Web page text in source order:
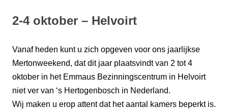
2-4 oktober – Helvoirt
Vanaf heden kunt u zich opgeven voor ons jaarlijkse
Mertonweekend, dat dit jaar plaatsvindt van 2 tot 4
oktober in het Emmaus Bezinningscentrum in Helvoirt
niet ver van ‘s Hertogenbosch in Nederland.
Wij maken u erop attent dat het aantal kamers beperkt is.